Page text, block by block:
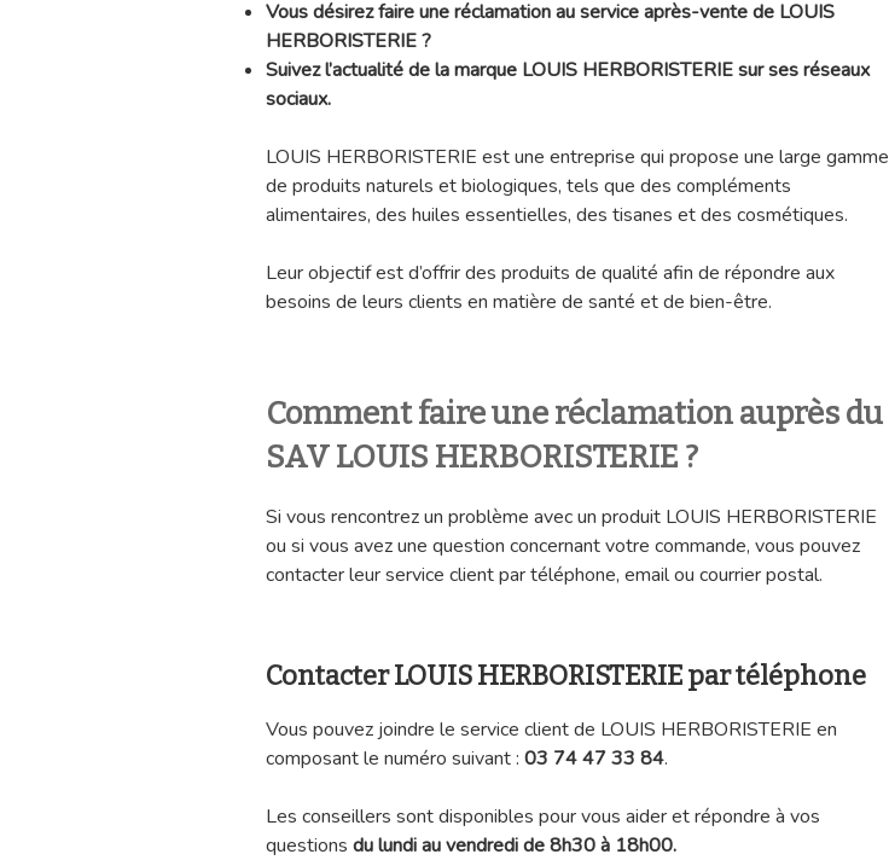
Vous désirez faire une réclamation au service après-vente de LOUIS
HERBORISTERIE ?
Suivez l’actualité de la marque LOUIS HERBORISTERIE sur ses réseaux
sociaux.
LOUIS HERBORISTERIE est une entreprise qui propose une large gamme
de produits naturels et biologiques, tels que des compléments
alimentaires, des huiles essentielles, des tisanes et des cosmétiques.
Leur objectif est d’offrir des produits de qualité afin de répondre aux
besoins de leurs clients en matière de santé et de bien-être.
Comment faire une réclamation auprès du
SAV LOUIS HERBORISTERIE ?
Si vous rencontrez un problème avec un produit LOUIS HERBORISTERIE
ou si vous avez une question concernant votre commande, vous pouvez
contacter leur service client par téléphone, email ou courrier postal.
Contacter LOUIS HERBORISTERIE par téléphone
Vous pouvez joindre le service client de LOUIS HERBORISTERIE en
composant le numéro suivant : 03 74 47 33 84.
Les conseillers sont disponibles pour vous aider et répondre à vos
questions du lundi au vendredi de 8h30 à 18h00.